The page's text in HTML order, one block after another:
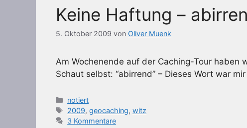
Keine Haftung –
5. Oktober 2009 von Oliver Muenk
Am Wochenende auf der Caching-Tour haben
Schaut selbst: “abirrend” – Dieses Wort war
Kategorien
notiert
Schlagwörter
2009,geocaching,witz
3 Kommentare